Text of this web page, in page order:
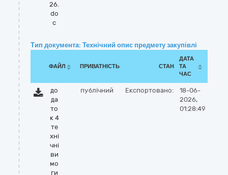
26.
do
c
Тип документа: Технічний опис предмету закупівлі
ФАЙЛ ПРИВАТНІСТЬ СТАН
ДАТА
ТА
ЧАС
до
да
то
к 4
те
хні
чні
ви
мо
ги
публічний Експортовано:
18-06-
2026,
01:28:49